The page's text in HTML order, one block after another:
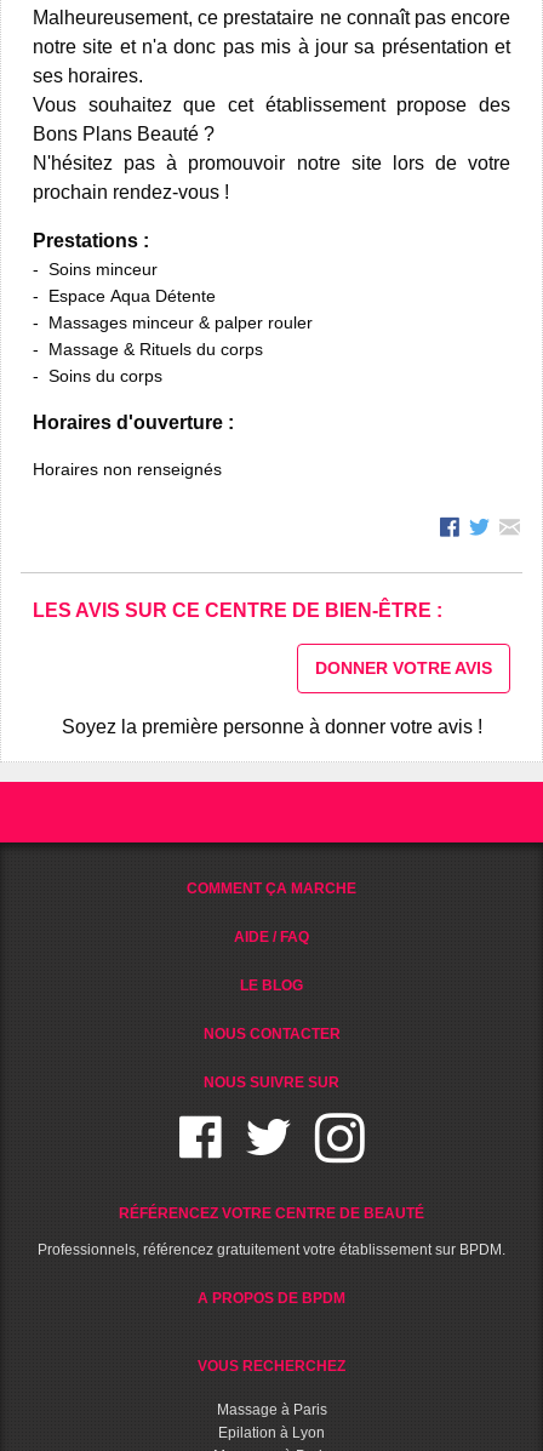
Malheureusement, ce prestataire ne connaît pas encore
notre site et n'a donc pas mis à jour sa présentation et
ses horaires.
Vous souhaitez que cet établissement propose des
Bons Plans Beauté ?
N'hésitez pas à promouvoir notre site lors de votre
prochain rendez-vous !
Prestations :
Soins minceur
Espace Aqua Détente
Massages minceur & palper rouler
Massage & Rituels du corps
Soins du corps
Horaires d'ouverture :
Horaires non renseignés
LES AVIS SUR CE CENTRE DE BIEN-ÊTRE :
DONNER VOTRE AVIS
Soyez la première personne à donner votre avis !
COMMENT ÇA MARCHE
AIDE / FAQ
LE BLOG
NOUS CONTACTER
NOUS SUIVRE SUR
RÉFÉRENCEZ VOTRE CENTRE DE BEAUTÉ
Professionnels, référencez gratuitement votre établissement sur BPDM.
A PROPOS DE BPDM
VOUS RECHERCHEZ
Massage à Paris
Epilation à Lyon